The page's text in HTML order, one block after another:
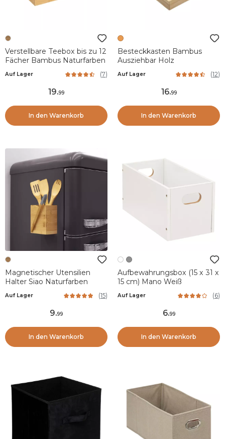
Verstellbare Teebox bis zu 12
Fächer Bambus Naturfarben
Auf Lager (7)
19.99
In den Warenkorb
Besteckkasten Bambus
Ausziehbar Holz
Auf Lager (12)
16.99
In den Warenkorb
Magnetischer Utensilien
Halter Siao Naturfarben
Auf Lager (15)
9.99
In den Warenkorb
Aufbewahrungsbox (15 x 31 x
15 cm) Mano Weiß
Auf Lager (6)
6.99
In den Warenkorb